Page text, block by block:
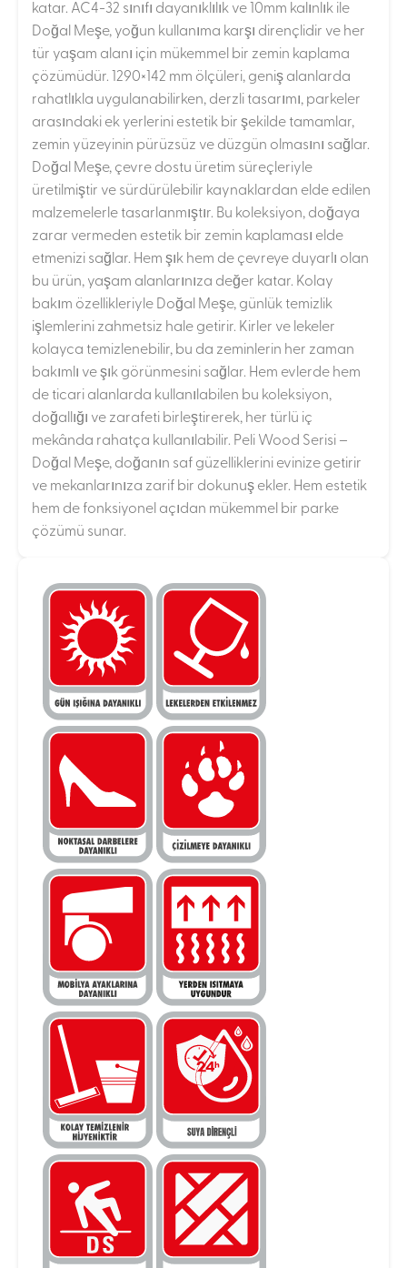
katar. AC4-32 sınıfı dayanıklılık ve 10mm kalınlık ile
Doğal Meşe, yoğun kullanıma karşı dirençlidir ve her
tür yaşam alanı için mükemmel bir zemin kaplama
çözümüdür. 1290×142 mm ölçüleri, geniş alanlarda
rahatlıkla uygulanabilirken, derzli tasarımı, parkeler
arasındaki ek yerlerini estetik bir şekilde tamamlar,
zemin yüzeyinin pürüzsüz ve düzgün olmasını sağlar.
Doğal Meşe, çevre dostu üretim süreçleriyle
üretilmiştir ve sürdürülebilir kaynaklardan elde edilen
malzemelerle tasarlanmıştır. Bu koleksiyon, doğaya
zarar vermeden estetik bir zemin kaplaması elde
etmenizi sağlar. Hem şık hem de çevreye duyarlı olan
bu ürün, yaşam alanlarınıza değer katar. Kolay
bakım özellikleriyle Doğal Meşe, günlük temizlik
işlemlerini zahmetsiz hale getirir. Kirler ve lekeler
kolayca temizlenebilir, bu da zeminlerin her zaman
bakımlı ve şık görünmesini sağlar. Hem evlerde hem
de ticari alanlarda kullanılabilen bu koleksiyon,
doğallığı ve zarafeti birleştirerek, her türlü iç
mekânda rahatça kullanılabilir. Peli Wood Serisi –
Doğal Meşe, doğanın saf güzelliklerini evinize getirir
ve mekanlarınıza zarif bir dokunuş ekler. Hem estetik
hem de fonksiyonel açıdan mükemmel bir parke
çözümü sunar.